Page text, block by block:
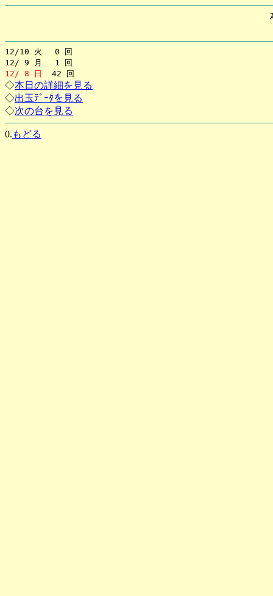
12/10 火 0 回
12/ 9 月 1 回
12/ 8 日
42 回
◇本日の詳細を見る
◇出玉ﾃﾞｰﾀを見る
◇次の台を見る
0. もどる